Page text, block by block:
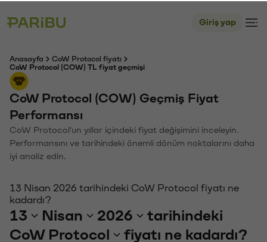
Giriş yap
Anasayfa
CoW Protocol fiyatı
CoW Protocol (COW) TL fiyat geçmişi
CoW Protocol (COW) Geçmiş Fiyat
Performansı
CoW Protocol'un yıllar içindeki fiyat değişimini inceleyin.
Performansını ve tarihindeki önemli dönüm noktalarını daha
iyi analiz edin.
13 Nisan 2026 tarihindeki CoW Protocol fiyatı ne
kadardı?
13 Nisan 2026
tarihindeki
CoW Protocol
fiyatı ne kadardı?